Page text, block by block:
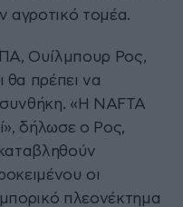
αγροτικό τομέα.
Ουίλμπουρ Ρος,
θα πρέπει να
«Η NAFTA
δήλωσε ο Ρος,
οι
πλεονέκτημα